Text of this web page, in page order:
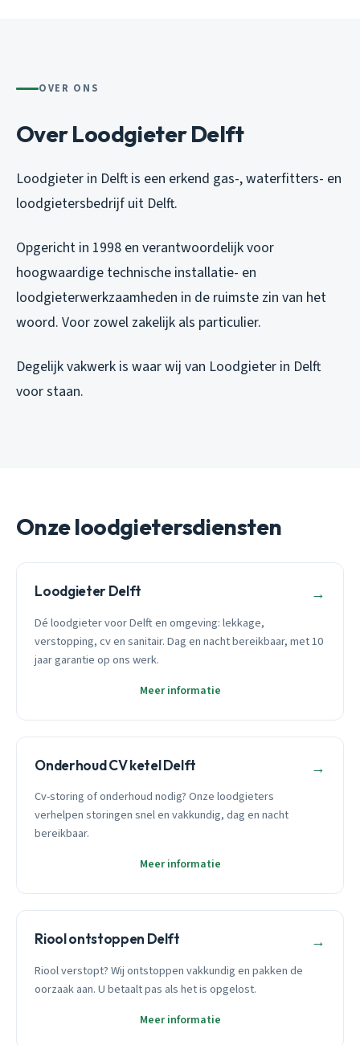
OVER ONS
Over Loodgieter Delft
Loodgieter in Delft is een erkend gas-, waterfitters- en
loodgietersbedrijf uit Delft.
Opgericht in 1998 en verantwoordelijk voor
hoogwaardige technische installatie- en
loodgieterwerkzaamheden in de ruimste zin van het
woord. Voor zowel zakelijk als particulier.
Degelijk vakwerk is waar wij van Loodgieter in Delft
voor staan.
Onze loodgietersdiensten
Loodgieter Delft →
Dé loodgieter voor Delft en omgeving: lekkage,
verstopping, cv en sanitair. Dag en nacht bereikbaar, met 10
jaar garantie op ons werk.
Meer informatie
Onderhoud CV ketel Delft →
Cv-storing of onderhoud nodig? Onze loodgieters
verhelpen storingen snel en vakkundig, dag en nacht
bereikbaar.
Meer informatie
Riool ontstoppen Delft →
Riool verstopt? Wij ontstoppen vakkundig en pakken de
oorzaak aan. U betaalt pas als het is opgelost.
Meer informatie